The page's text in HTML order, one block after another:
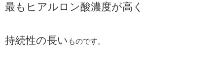
最もヒアルロン酸濃度が高く
持続性の長い ものです。